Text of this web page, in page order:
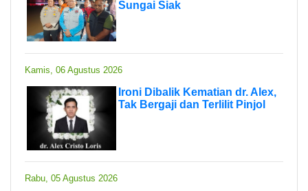
Sungai Siak
Kamis, 06 Agustus 2026
Ironi Dibalik Kematian dr. Alex,
Tak Bergaji dan Terlilit Pinjol
Rabu, 05 Agustus 2026